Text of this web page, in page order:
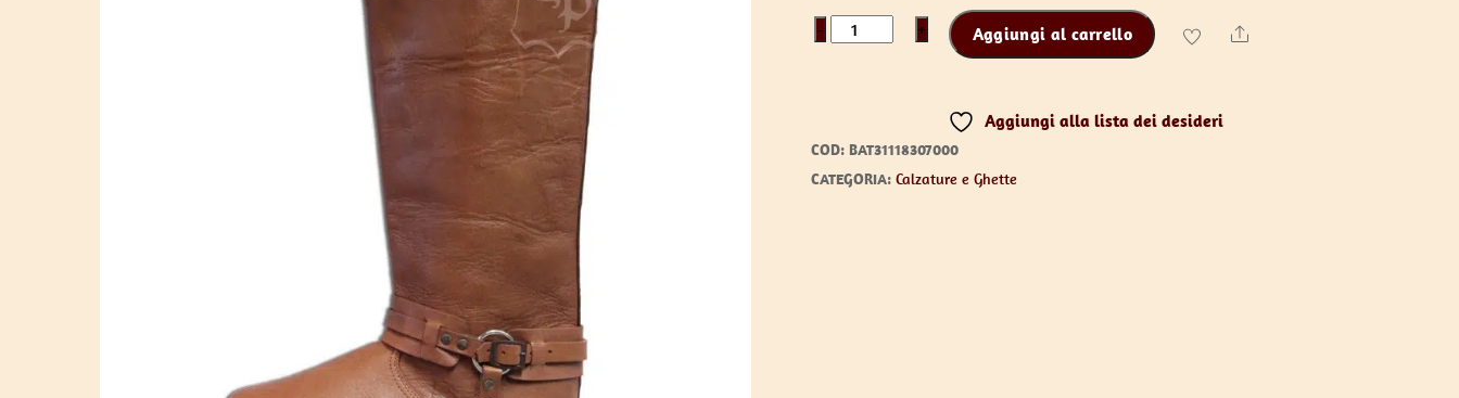
−
Late
quantità
+ Aggiungi al carrello Share
Aggiungi alla lista dei desideri
COD: BAT31118307000
CATEGORIA:Calzature e Ghette